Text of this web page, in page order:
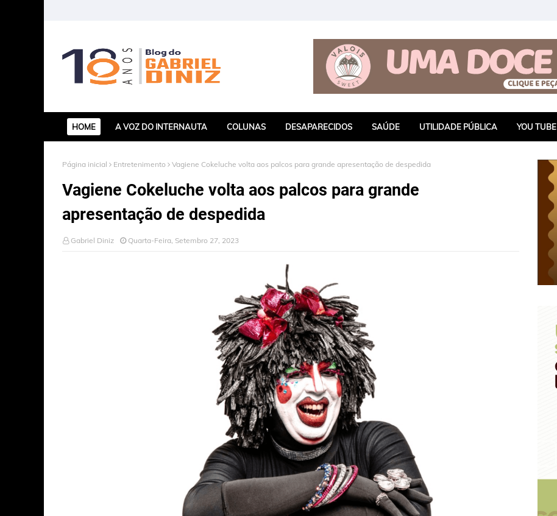
HOME A VOZ DO INTERNAUTA COLUNAS DESAPARECIDOS SAÚDE UTILIDADE PÚBLICA YOU TUBE
Página inicial Entretenimento Vagiene Cokeluche volta aos palcos para grande apresentação de despedida
Vagiene Cokeluche volta aos palcos para grande
apresentação de despedida
Gabriel Diniz Quarta-Feira, Setembro 27, 2023